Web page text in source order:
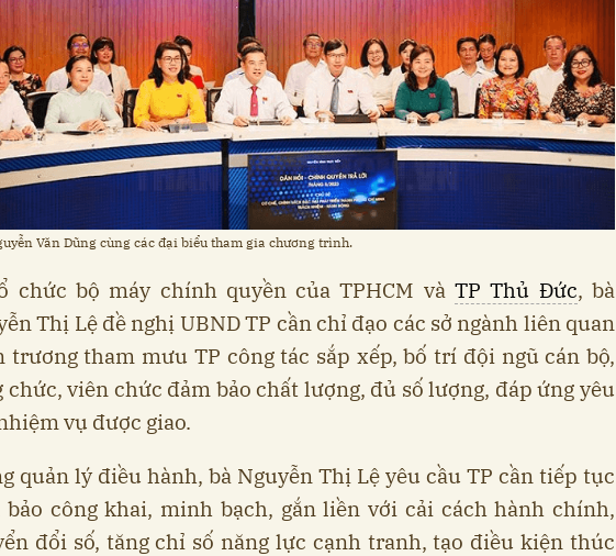
Văn Dũng cùng các đại biểu tham gia chương trình.
chức bộ máy chính quyền của TPHCM vàTP Thủ Đức, bà
Thị Lệ đề nghị UBND TP cần chỉ đạo các sở ngành liên quan
trương tham mưu TP công tác sắp xếp, bố trí đội ngũ cán bộ,
chức, viên chức đảm bảo chất lượng, đủ số lượng, đáp ứng yêu
vụ được giao.
quản lý điều hành, bà Nguyễn Thị Lệ yêu cầu TP cần tiếp tục
bảo công khai, minh bạch, gắn liền với cải cách hành chính,
đổi số, tăng chỉ số năng lực cạnh tranh, tạo điều kiện thúc